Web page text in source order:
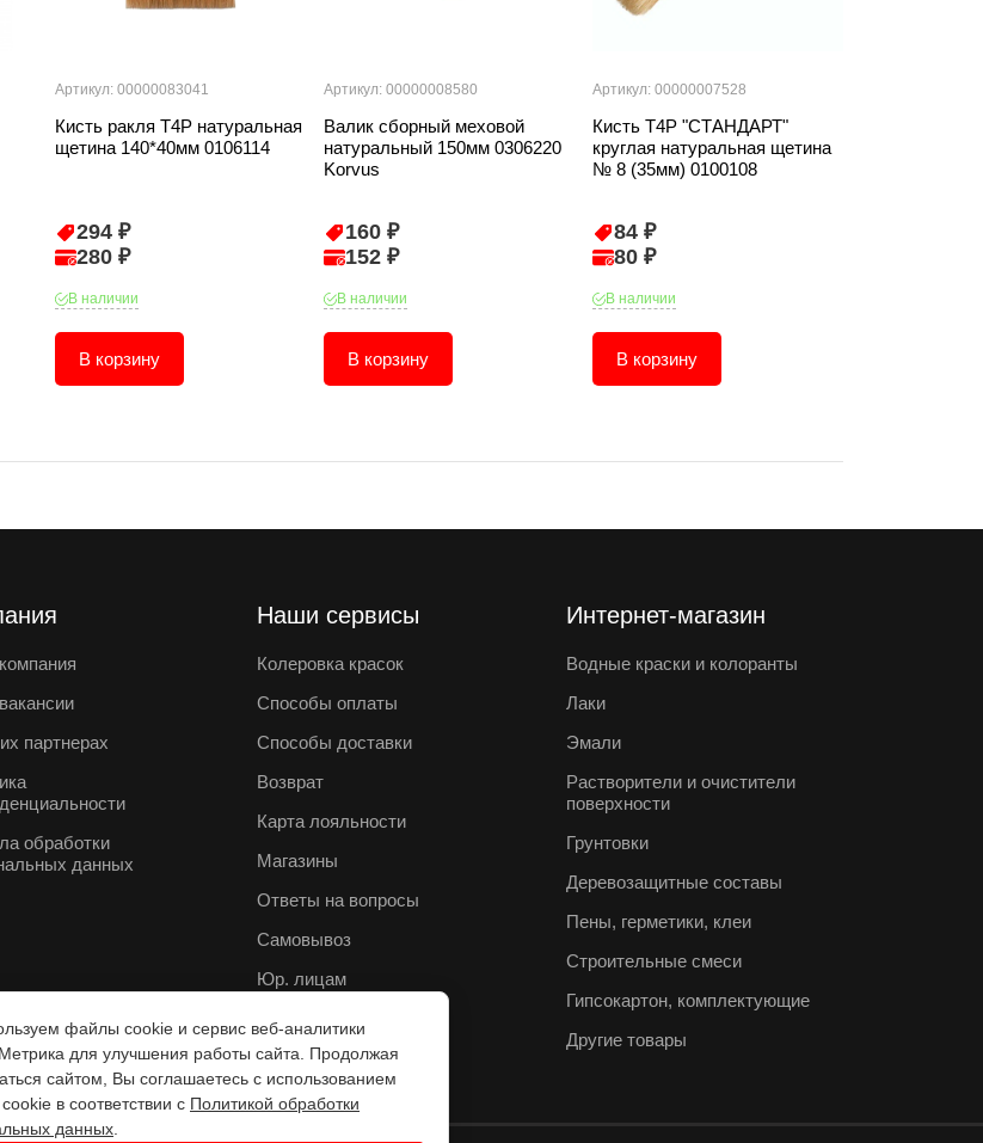
Артикул: 00000083041
Кисть ракля T4P натуральная
щетина 140*40мм 0106114
294 ₽
280 ₽
В наличии
В корзину
Артикул: 00000008580
Валик сборный меховой
натуральный 150мм 0306220
Korvus
160 ₽
152 ₽
В наличии
В корзину
Артикул: 00000007528
Кисть T4P "СТАНДАРТ"
круглая натуральная щетина
№ 8 (35мм) 0100108
84 ₽
80 ₽
В наличии
В корзину
партнерах
обработки
данных
Наши сервисы
Колеровка красок
Способы оплаты
Способы доставки
Возврат
Карта лояльности
Магазины
Ответы на вопросы
Самовывоз
Юр. лицам
Интернет-магазин
Водные краски и колоранты
Лаки
Эмали
Растворители и очистители
поверхности
Грунтовки
Деревозащитные составы
Пены, герметики, клеи
Строительные смеси
Гипсокартон, комплектующие
Другие товары
файлы cookie и сервис веб-аналитики
для улучшения работы сайта. Продолжая
сайтом, Вы соглашаетесь с использованием
в соответствии с Политикой обработки
данных